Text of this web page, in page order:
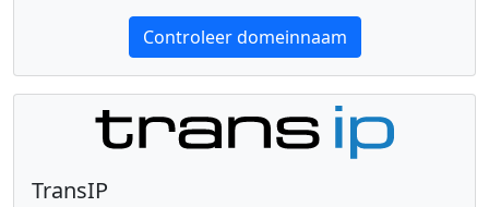
Controleer domeinnaam
TransIP